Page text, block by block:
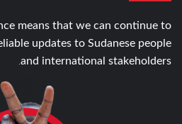
means that we can continue to
updates to Sudanese people
and international stakeholders.